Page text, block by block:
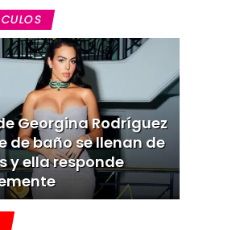
Georgina Rodríguez
de baño se llenan de
y ella responde